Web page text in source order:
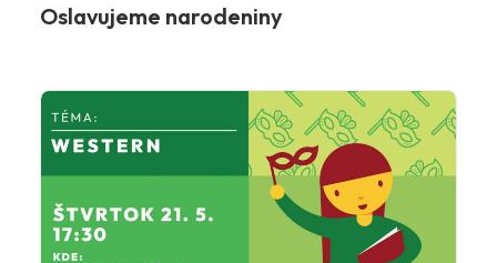
Oslavujeme narodeniny